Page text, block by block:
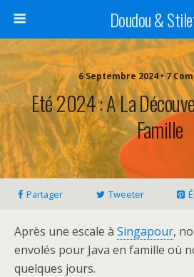
Doudou &
6 Septembre 2024 • 7
Eté 2024 : A La
Famille
Partager Tweeter
Après une escale à Singapour,
envolés pour Java en famille où
quelques jours.